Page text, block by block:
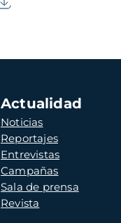
Actualidad
Noticias
Reportajes
Entrevistas
Campañas
Sala de prensa
Revista